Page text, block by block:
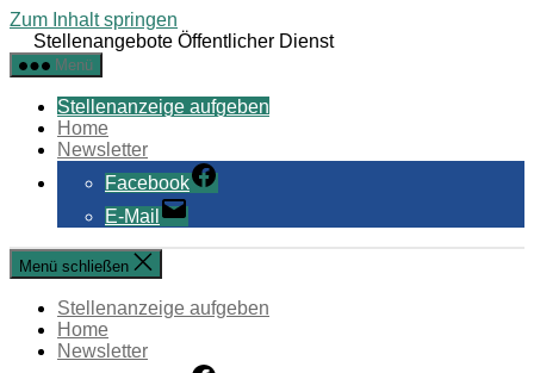
Zum Inhalt springen
Stellenangebote Öffentlicher Dienst
Menü
Stellenanzeige aufgeben
Home
Newsletter
Facebook
E-Mail
Menü schließen
Stellenanzeige aufgeben
Home
Newsletter